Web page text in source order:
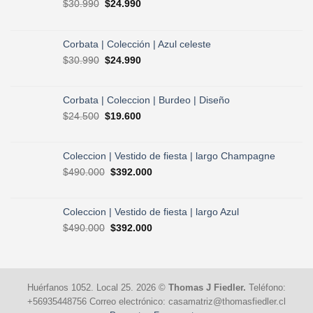
$30.990 El
era:
$30.990.
$24.990El
es:
$24.990.
Corbata | Colección | Azul celeste
$30.990 El
era:
$30.990.
$24.990El
es:
Corbata | Coleccion | Burdeo | Diseño
$24.500 El
era:
$24.500.
$19.600El
es:
$19.600.
Coleccion | Vestido de fiesta | largo Champagne
$490.000 El
era:
$490.000.
$392.000El
es:
Coleccion | Vestido de fiesta | largo Azul
$490.000 El
$392.000El
Huérfanos 1052. Local 25. 2026 © Thomas J Fiedler. Teléfono:
+56935448756 Correo electrónico: casamatriz@thomasfiedler.cl